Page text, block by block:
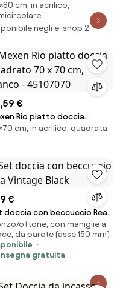
asimmetrico slim
90 x 80 cm, bianco
- 46Q108090R
cm, in acrilico,
negli e-shop 2
€
Rio piatto doccia
70 x 70 cm, bianco -
cm, in acrilico, quadrata
€
doccia con beccuccio Rea
Black
ottone, con maniglie a
da parete (asse 150 mm)
gratuita